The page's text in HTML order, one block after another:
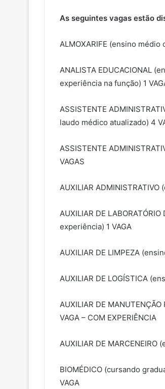
As seguintes vagas estão
ALMOXARIFE (ensino
ANALISTA EDUCACIONAL
experiência na função) 1
ASSISTENTE
laudo médico atualizado) 4
ASSISTENTE
VAGAS
AUXILIAR
AUXILIAR DE
experiência) 1 VAGA
AUXILIAR DE LIMPEZA
AUXILIAR DE LOGÍSTICA
AUXILIAR DE
VAGA – COM EXPERIÊNCIA
AUXILIAR DE
BIOMÉDICO (cursando
VAGA